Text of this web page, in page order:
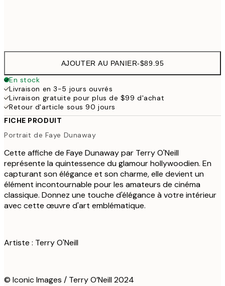
AJOUTER AU PANIER-$89.95
En stock
Livraison en 3-5 jours ouvrés
Livraison gratuite pour plus de $99 d'achat
Retour d'article sous 90 jours
FICHE PRODUIT
Portrait de Faye Dunaway
Cette affiche de Faye Dunaway par Terry O'Neill
représente la quintessence du glamour hollywoodien. En
capturant son élégance et son charme, elle devient un
élément incontournable pour les amateurs de cinéma
classique. Donnez une touche d'élégance à votre intérieur
avec cette œuvre d'art emblématique.
Artiste : Terry O'Neill
© Iconic Images / Terry O’Neill 2024